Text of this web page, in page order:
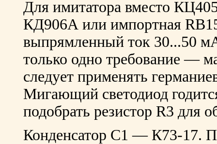
Для имитатора вместо
КД906А или импортная
выпрямленный ток 30...50
только одно требование —
следует применять
Мигающий светодиод
подобрать резистор R3 для
Конденсатор С1 — К73-17.